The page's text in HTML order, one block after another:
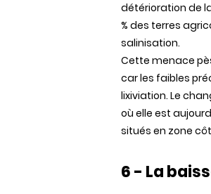
détérioration de
% des terres
salinisation.
Cette menace
car les faibles
lixiviation. Le
où elle est
situés en zone
6 - La